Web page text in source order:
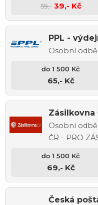
59,- 39,- Kč
PPL -
Osobní
65,- Kč
Zásilkovna
Osobní
ČR - PRO
69,- Kč
Česká